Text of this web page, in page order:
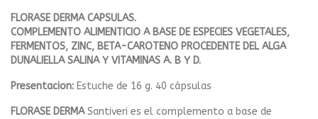
FLORASE DERMA CAPSULAS.
COMPLEMENTO ALIMENTICIO A BASE DE ESPECIES VEGETALES,
FERMENTOS, ZINC, BETA-CAROTENO PROCEDENTE DEL ALGA
DUNALIELLA SALINA Y VITAMINAS A. B Y D.
Presentacion: Estuche de 16 g. 40 cápsulas
FLORASE DERMASantiveri es el complemento a base de